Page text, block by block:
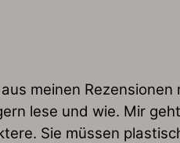
meinen
lese und wie. Mir
Sie müssen